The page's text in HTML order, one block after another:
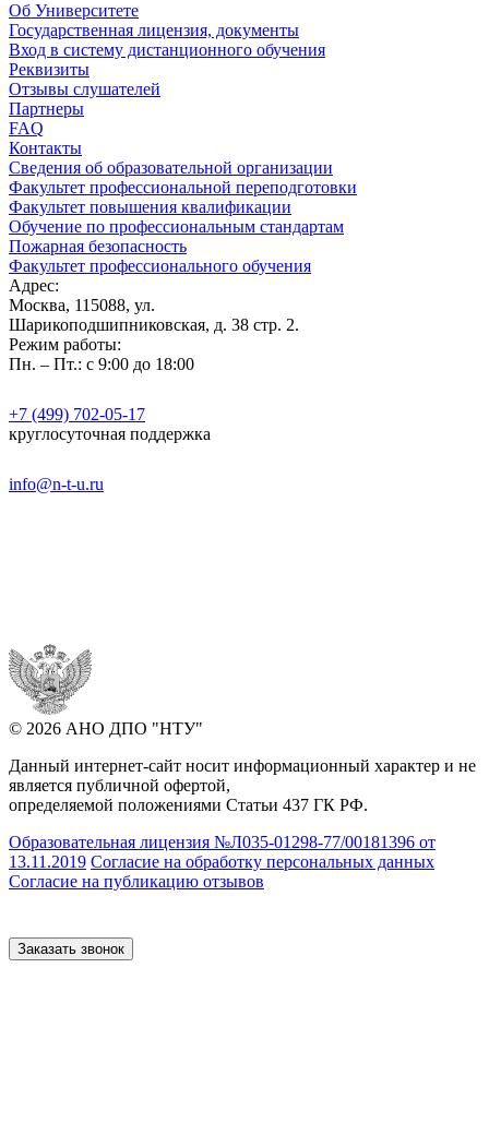
Об Университете
Государственная лицензия, документы
Вход в систему дистанционного обучения
Реквизиты
Отзывы слушателей
Партнеры
FAQ
Контакты
Сведения об образовательной организации
Факультет профессиональной переподготовки
Факультет повышения квалификации
Обучение по профессиональным стандартам
Пожарная безопасность
Факультет профессионального обучения
Адрес:
Москва, 115088, ул.
Шарикоподшипниковская, д. 38 стр. 2.
Режим работы:
Пн. – Пт.: с 9:00 до 18:00
+7 (499) 702-05-17
круглосуточная поддержка
info@n-t-u.ru
© 2026 АНО ДПО "НТУ"
Данный интернет-сайт носит информационный характер и не
является публичной офертой,
определяемой положениями Статьи 437 ГК РФ.
Образовательная лицензия №Л035-01298-77/00181396 от
13.11.2019 Согласие на обработку персональных данных
Согласие на публикацию отзывов
Заказать звонок